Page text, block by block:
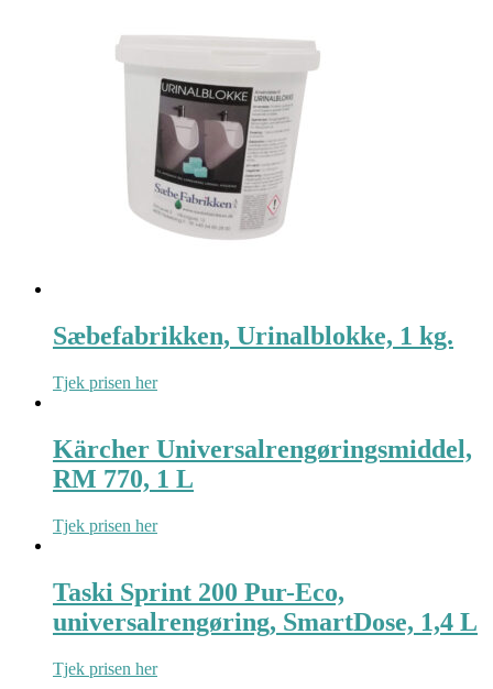
Sæbefabrikken, Urinalblokke, 1 kg.
Tjek prisen her
Kärcher Universalrengøringsmiddel,
RM 770, 1 L
Tjek prisen her
Taski Sprint 200 Pur-Eco,
universalrengøring, SmartDose, 1,4 L
Tjek prisen her